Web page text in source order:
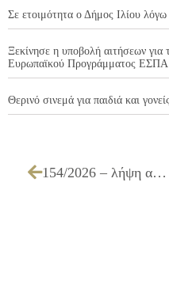
Σε ετοιμότητα ο Δήμος Ιλίου
Ξεκίνησε η υποβολή αιτήσεων
Ευρωπαϊκού Προγράμματος ΕΣΠΑ
Θερινό σινεμά για παιδιά και
154/2026 – λήψη απόφασης για την έγκριση σύναψης και όρων Προγραμματικής Σύμβασης μεταξύ του Ειδικού Διαβαθμιδικού Συνδέσμου Νομού Αττικής και του Δήμου Ιλίου με αντικείμενο «Διάθεση 65 ευέλικτων απορριμματοφόρων»